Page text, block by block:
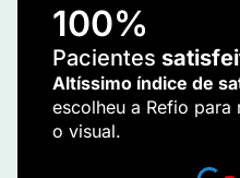
100%
Pacientes
Altíssimo índice de
escolheu a Refio
o visual.